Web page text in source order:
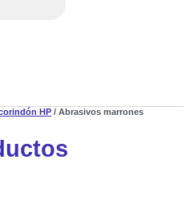
HP / Abrasivos marrones